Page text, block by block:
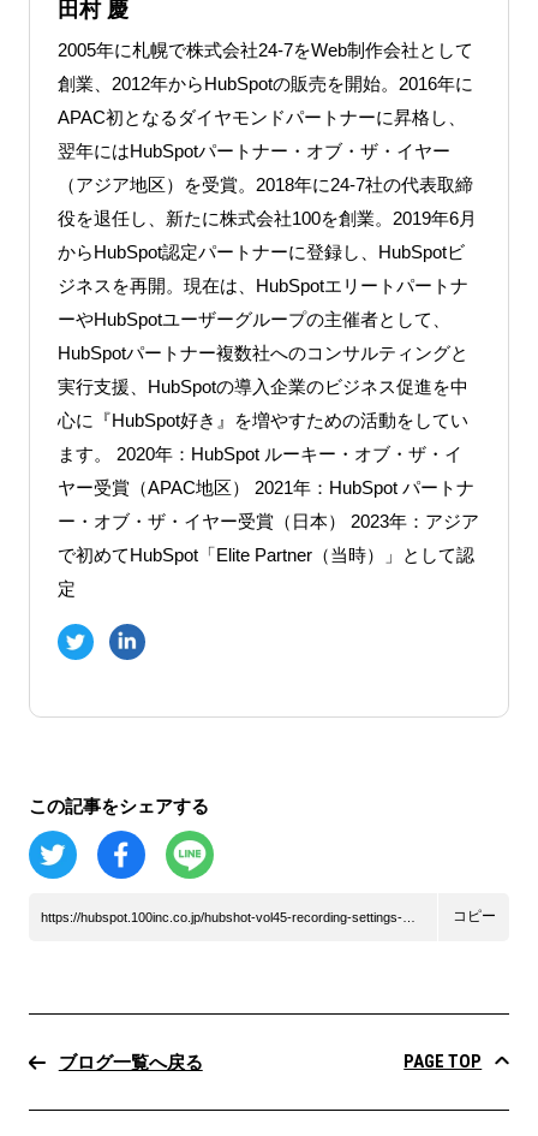
田村 慶
2005年に札幌で株式会社24-7をWeb制作会社として
創業、2012年からHubSpotの販売を開始。2016年に
APAC初となるダイヤモンドパートナーに昇格し、
翌年にはHubSpotパートナー・オブ・ザ・イヤー
（アジア地区）を受賞。2018年に24-7社の代表取締
役を退任し、新たに株式会社100を創業。2019年6月
からHubSpot認定パートナーに登録し、HubSpotビ
ジネスを再開。現在は、HubSpotエリートパートナ
ーやHubSpotユーザーグループの主催者として、
HubSpotパートナー複数社へのコンサルティングと
実行支援、HubSpotの導入企業のビジネス促進を中
心に『HubSpot好き』を増やすための活動をしてい
ます。 2020年：HubSpot ルーキー・オブ・ザ・イ
ヤー受賞（APAC地区） 2021年：HubSpot パートナ
ー・オブ・ザ・イヤー受賞（日本） 2023年：アジア
で初めてHubSpot「Elite Partner（当時）」として認
定
この記事をシェアする
https://hubspot.100inc.co.jp/hubshot-vol45-recording-settings-mobile-breeze コピー
ブログ一覧へ戻る PAGE TOP